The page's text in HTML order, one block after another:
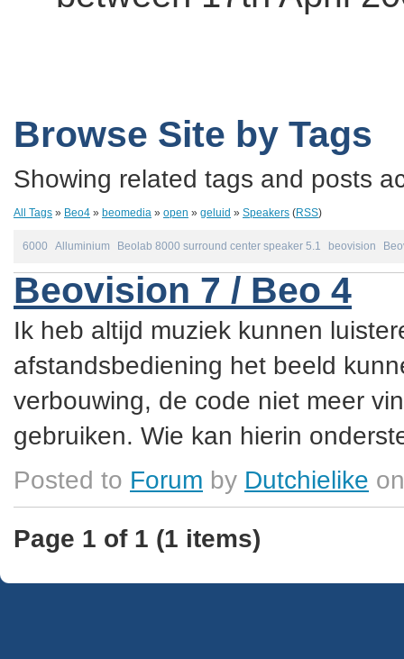
Browse Site by Tags
Showing related tags and posts
All Tags » Beo4 » beomedia » open » geluid » Speakers (RSS)
6000 Alluminium Beolab 8000 surround center speaker 5.1 beovision
Beovision 7 / Beo 4
Ik heb altijd muziek kunnen
afstandsbediening het beeld
verbouwing, de code niet meer
gebruiken. Wie kan hierin
Posted to Forum by Dutchielike
Page 1 of 1 (1 items)